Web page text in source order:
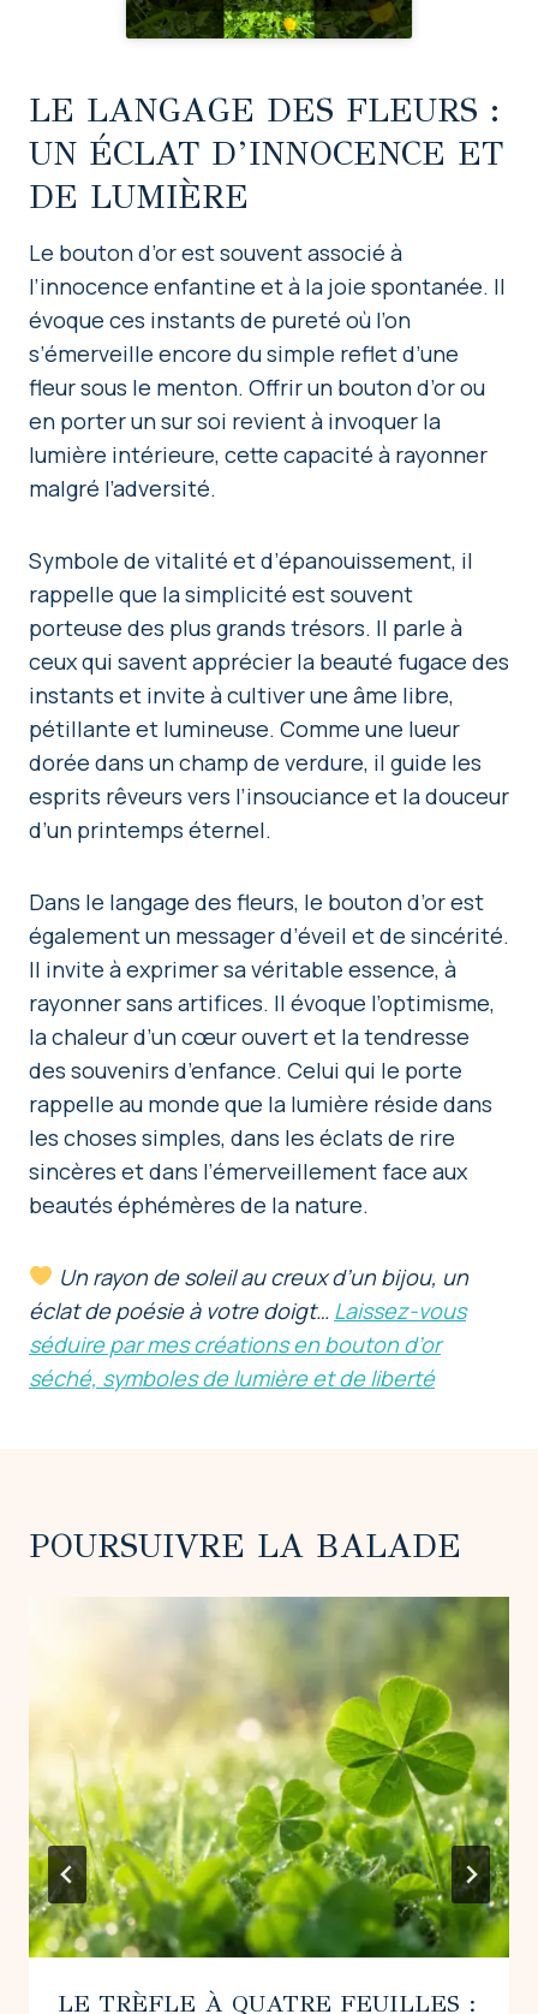
LE LANGAGE DES FLEURS :
UN ÉCLAT D’INNOCENCE ET
DE LUMIÈRE
Le bouton d’or est souvent associé à
l’innocence enfantine et à la joie spontanée. Il
évoque ces instants de pureté où l’on
s’émerveille encore du simple reflet d’une
fleur sous le menton. Offrir un bouton d’or ou
en porter un sur soi revient à invoquer la
lumière intérieure, cette capacité à rayonner
malgré l’adversité.
Symbole de vitalité et d’épanouissement, il
rappelle que la simplicité est souvent
porteuse des plus grands trésors. Il parle à
ceux qui savent apprécier la beauté fugace des
instants et invite à cultiver une âme libre,
pétillante et lumineuse. Comme une lueur
dorée dans un champ de verdure, il guide les
esprits rêveurs vers l’insouciance et la douceur
d’un printemps éternel.
Dans le langage des fleurs, le bouton d’or est
également un messager d’éveil et de sincérité.
Il invite à exprimer sa véritable essence, à
rayonner sans artifices. Il évoque l’optimisme,
la chaleur d’un cœur ouvert et la tendresse
des souvenirs d’enfance. Celui qui le porte
rappelle au monde que la lumière réside dans
les choses simples, dans les éclats de rire
sincères et dans l’émerveillement face aux
beautés éphémères de la nature.
Un rayon de soleil au creux d’un bijou, un
éclat de poésie à votre doigt… Laissez-vous
séduire par mes créations en bouton d’or
séché, symboles de lumière et de liberté
POURSUIVRE LA BALADE
LE TRÈFLE À QUATRE FEUILLES :